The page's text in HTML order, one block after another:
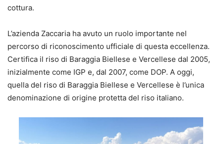
cottura.
L’azienda Zaccaria ha avuto un ruolo importante nel
percorso di riconoscimento ufficiale di questa eccellenza.
Certifica il riso di Baraggia Biellese e Vercellese dal 2005,
inizialmente come IGP e, dal 2007, come DOP. A oggi,
quella del riso di Baraggia Biellese e Vercellese è l’unica
denominazione di origine protetta del riso italiano.